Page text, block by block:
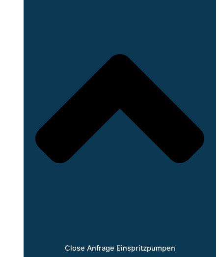
Close Anfrage Einspritzpumpen